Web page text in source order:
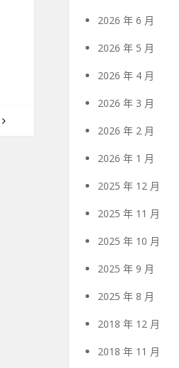
2026 年 6 月
2026 年 5 月
2026 年 4 月
2026 年 3 月
2026 年 2 月
2026 年 1 月
2025 年 12 月
2025 年 11 月
2025 年 10 月
2025 年 9 月
2025 年 8 月
2018 年 12 月
2018 年 11 月